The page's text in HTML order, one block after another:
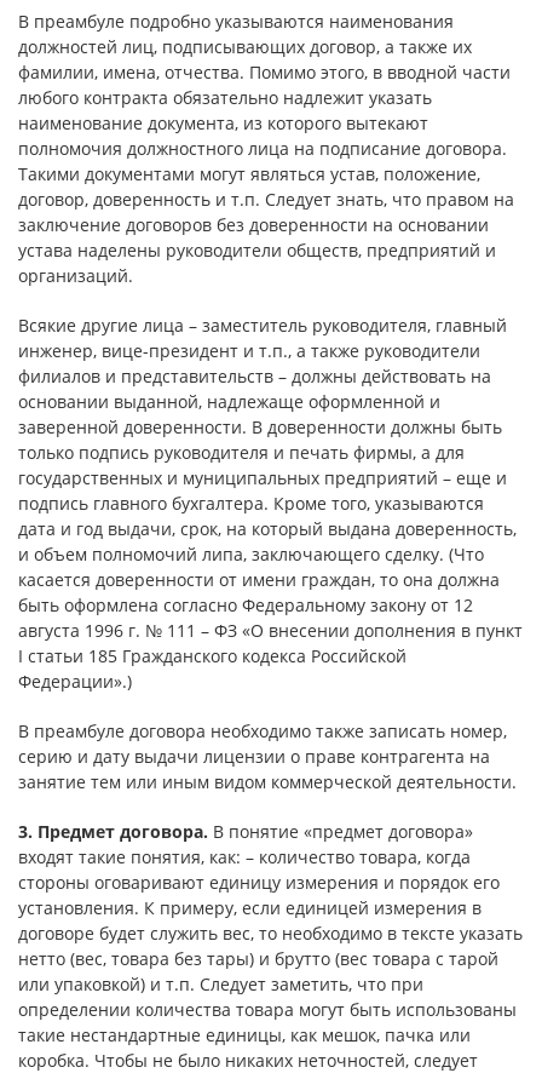
В преамбуле подробно указываются наименования
должностей лиц, подписывающих договор, а также их
фамилии, имена, отчества. Помимо этого, в вводной части
любого контракта обязательно надлежит указать
наименование документа, из которого вытекают
полномочия должностного лица на подписание договора.
Такими документами могут являться устав, положение,
договор, доверенность и т.п. Следует знать, что правом на
заключение договоров без доверенности на основании
устава наделены руководители обществ, предприятий и
организаций.
Всякие другие лица – заместитель руководителя, главный
инженер, вице-президент и т.п., а также руководители
филиалов и представительств – должны действовать на
основании выданной, надлежаще оформленной и
заверенной доверенности. В доверенности должны быть
только подпись руководителя и печать фирмы, а для
государственных и муниципальных предприятий – еще и
подпись главного бухгалтера. Кроме того, указываются
дата и год выдачи, срок, на который выдана доверенность,
и объем полномочий липа, заключающего сделку. (Что
касается доверенности от имени граждан, то она должна
быть оформлена согласно Федеральному закону от 12
августа 1996 г. № 111 – ФЗ «О внесении дополнения в пункт
I статьи 185 Гражданского кодекса Российской
Федерации».)
В преамбуле договора необходимо также записать номер,
серию и дату выдачи лицензии о праве контрагента на
занятие тем или иным видом коммерческой деятельности.
3. Предмет договора. В понятие «предмет договора»
входят такие понятия, как: – количество товара, когда
стороны оговаривают единицу измерения и порядок его
установления. К примеру, если единицей измерения в
договоре будет служить вес, то необходимо в тексте указать
нетто (вес, товара без тары) и брутто (вес товара с тарой
или упаковкой) и т.п. Следует заметить, что при
определении количества товара могут быть использованы
такие нестандартные единицы, как мешок, пачка или
коробка. Чтобы не было никаких неточностей, следует